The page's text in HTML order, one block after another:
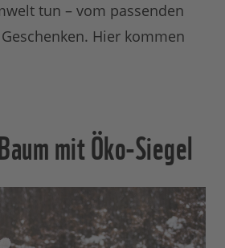
tun – vom passenden
Hier kommen
mit Öko-Siegel